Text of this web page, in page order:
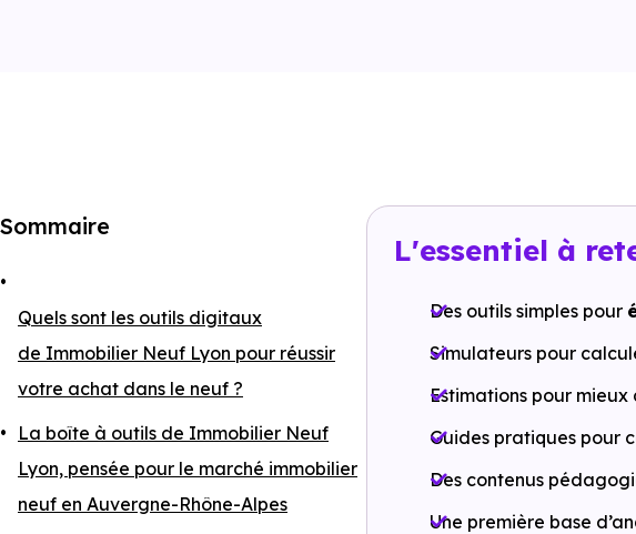
Sommaire
Quels sont les outils digitaux
de Immobilier Neuf Lyon pour réussir
votre achat dans le neuf ?
La boîte à outils de Immobilier Neuf
Lyon, pensée pour le marché immobilier
neuf en Auvergne-Rhône-Alpes
L'essentiel à
Des outils simples pour
Simulateurs pour
Estimations pour
Guides pratiques pour
Des contenus
Une première base